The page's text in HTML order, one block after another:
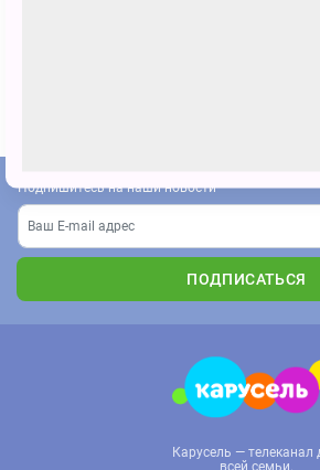
Подпишитесь на наши новости
ПОДПИСАТЬСЯ
Карусель — телеканал